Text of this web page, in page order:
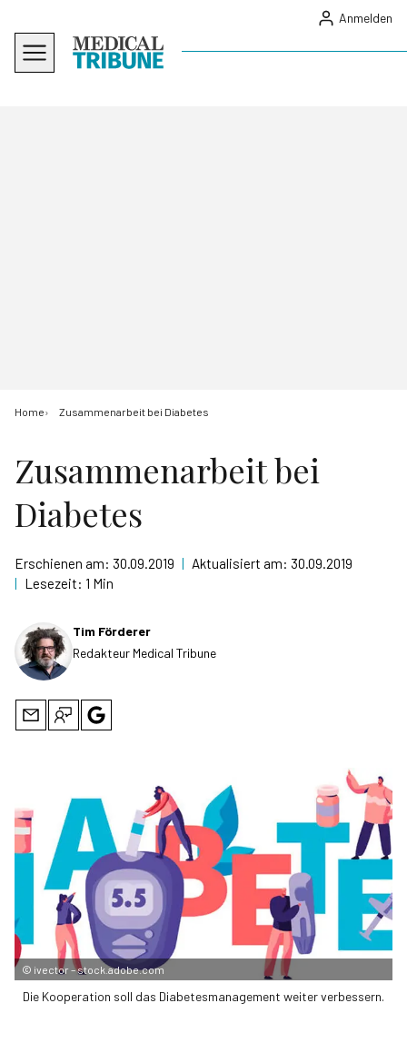
Anmelden
Home Zusammenarbeit bei Diabetes
Zusammenarbeit bei
Diabetes
Erschienen am: 30.09.2019 | Aktualisiert am: 30.09.2019
| Lesezeit: 1 Min
Tim Förderer
Redakteur Medical Tribune
© ivector – stock.adobe.com
Die Kooperation soll das Diabetesmanagement weiter verbessern.